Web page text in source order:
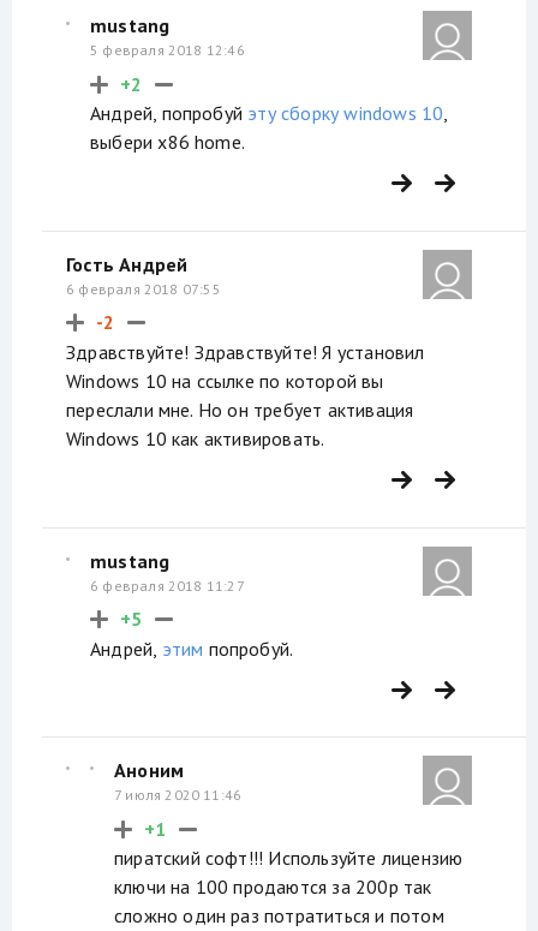
mustang
5 февраля 2018 12:46
+2
Андрей, попробуй эту сборку windows 10,
выбери x86 home.
Гость Андрей
6 февраля 2018 07:55
-2
Здравствуйте! Здравствуйте! Я установил
Windows 10 на ссылке по которой вы
переслали мне. Но он требует активация
Windows 10 как активировать.
mustang
6 февраля 2018 11:27
+5
Андрей, этим попробуй.
Аноним
7 июля 2020 11:46
+1
пиратский софт!!! Используйте лицензию
ключи на 100 продаются за 200р так
сложно один раз потратиться и потом